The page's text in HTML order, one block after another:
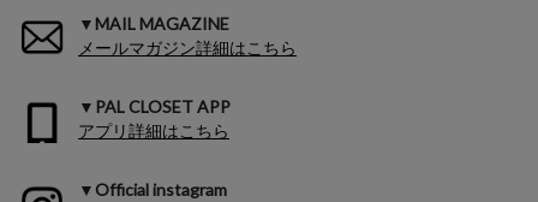
▼MAIL MAGAZINE
メールマガジン詳細はこちら
▼PAL CLOSET APP
アプリ詳細はこちら
▼Official instagram